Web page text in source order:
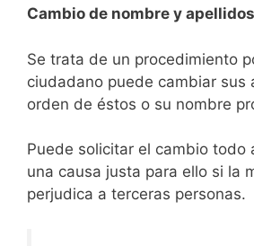
Cambio de nombre y
Se trata de un procedimiento
ciudadano puede cambiar sus
orden de éstos o su nombre
Puede solicitar el cambio todo
una causa justa para ello si la
perjudica a terceras personas.